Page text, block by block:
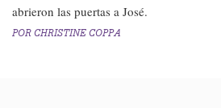
abrieron las puertas a José.​
POR CHRISTINE COPPA